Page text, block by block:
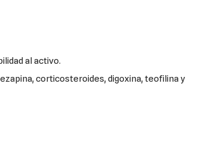
al activo.
corticosteroides, digoxina, teofilina y